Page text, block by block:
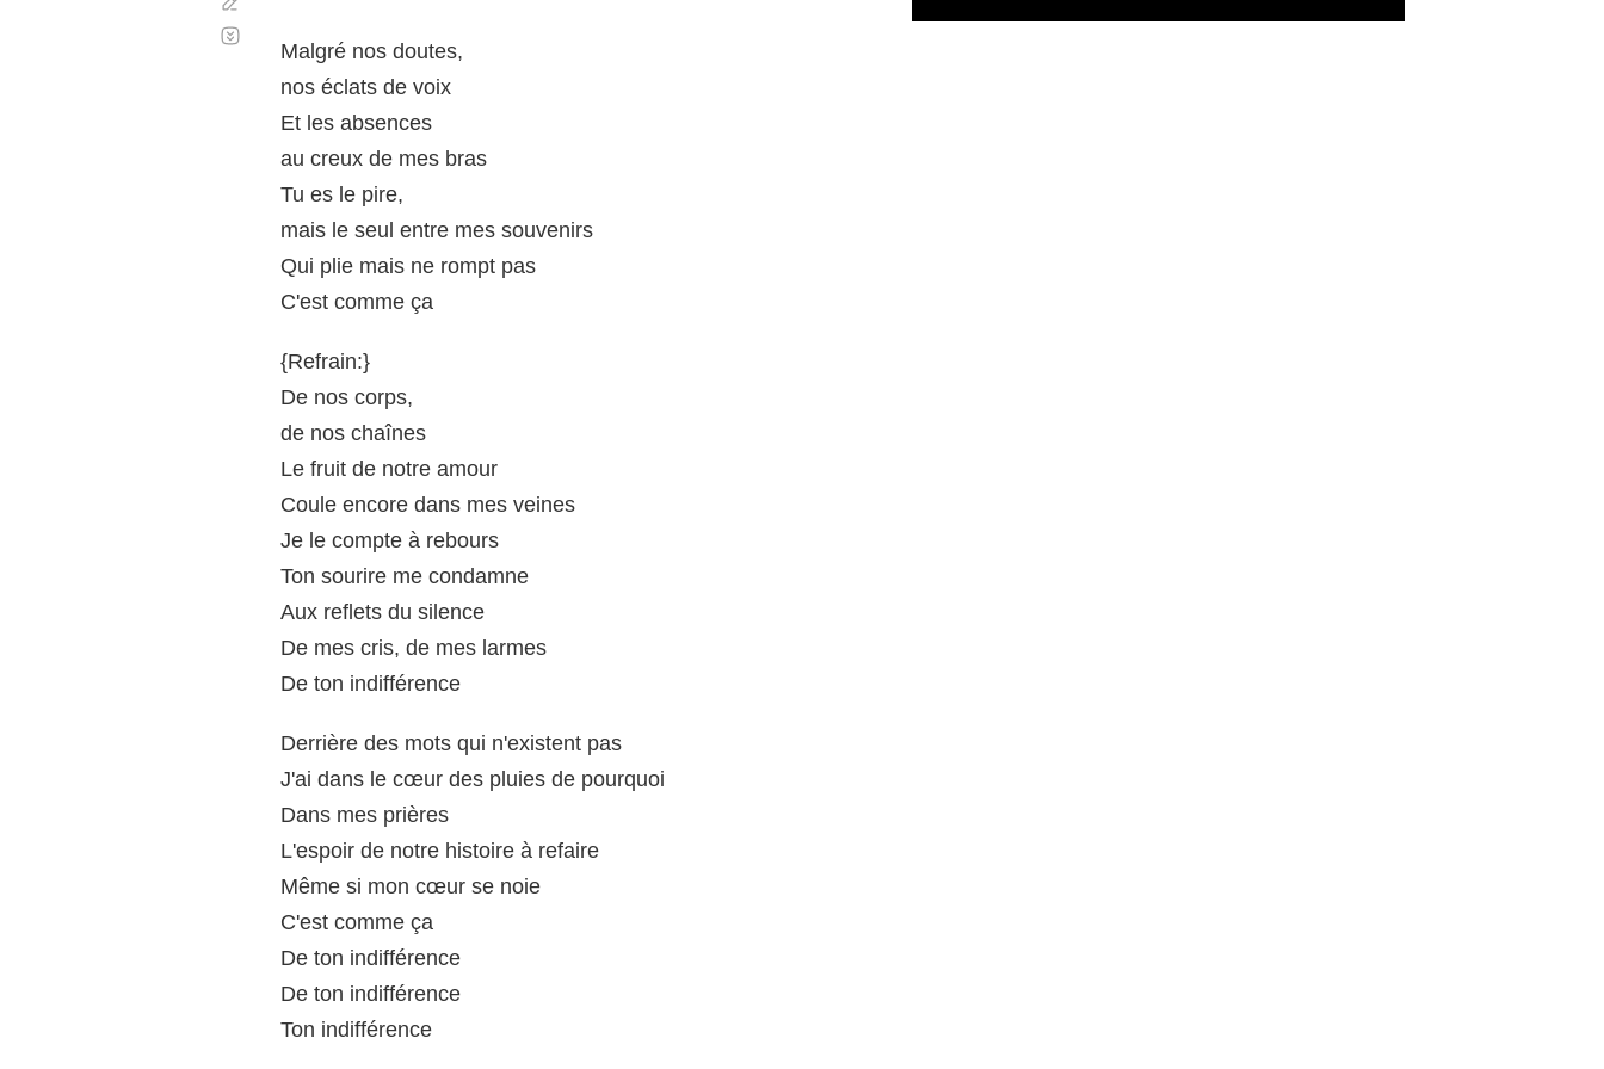
Malgré nos doutes,
nos éclats de voix
Et les absences
au creux de mes bras
Tu es le pire,
mais le seul entre mes souvenirs
Qui plie mais ne rompt pas
C'est comme ça
{Refrain:}
De nos corps,
de nos chaînes
Le fruit de notre amour
Coule encore dans mes veines
Je le compte à rebours
Ton sourire me condamne
Aux reflets du silence
De mes cris, de mes larmes
De ton indifférence
Derrière des mots qui n'existent pas
J'ai dans le cœur des pluies de pourquoi
Dans mes prières
L'espoir de notre histoire à refaire
Même si mon cœur se noie
C'est comme ça
De ton indifférence
De ton indifférence
Ton indifférence
automático